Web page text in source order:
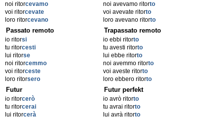
noi ritorcevamo
voi ritorcevate
loro ritorcevano
noi avevamo ritorto
voi avevate ritorto
loro avevano ritorto
Passato remoto
io ritorsi
tu ritorcesti
lui ritorse
noi ritorcemmo
voi ritorceste
loro ritorsero
Trapassato remoto
io ebbi ritorto
tu avesti ritorto
lui ebbe ritorto
noi avemmo ritorto
voi aveste ritorto
loro ebbero ritorto
Futur
io ritorcerò
tu ritorcerai
lui ritorcerà
Futur perfekt
io avrò ritorto
tu avrai ritorto
lui avrà ritorto